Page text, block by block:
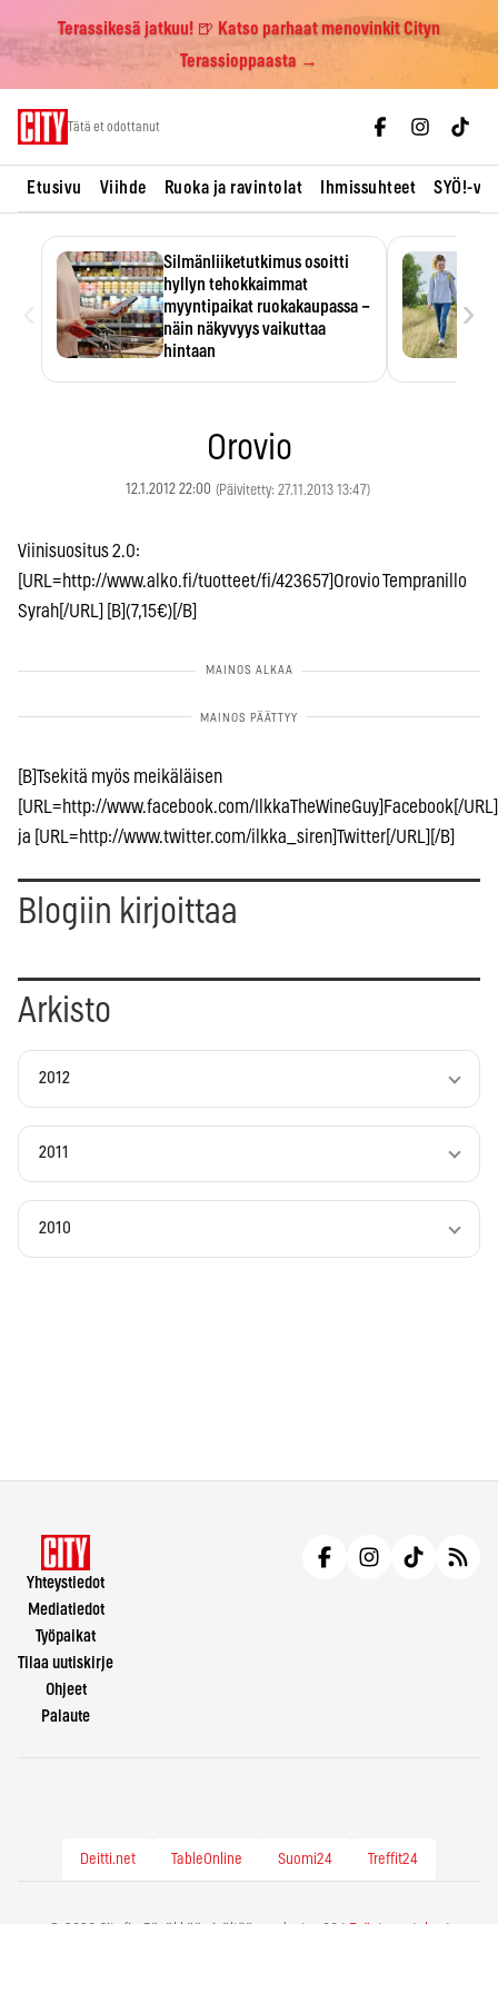
Terassikesä jatkuu! 🍺 Katso parhaat menovinkit Cityn
Terassioppaasta →
Tätä et odottanut
Etusivu Viihde Ruoka ja ravintolat Ihmissuhteet SYÖ!-
Silmänliiketutkimus osoitti
hyllyn tehokkaimmat
myyntipaikat ruokakaupassa –
näin näkyvyys vaikuttaa
hintaan
›
Orovio
12.1.2012 22:00 (Päivitetty: 27.11.2013 13:47)
Viinisuositus 2.0:
[URL=http://www.alko.fi/tuotteet/fi/423657]Orovio Tempranillo
Syrah[/URL] [B](7,15€)[/B]
[B]Tsekitä myös meikäläisen
[URL=http://www.facebook.com/IlkkaTheWineGuy]Facebook[/URL]
ja [URL=http://www.twitter.com/ilkka_siren]Twitter[/URL][/B]
Blogiin kirjoittaa
Arkisto
2012
2011
2010
Yhteystiedot
Mediatiedot
Työpaikat
Tilaa uutiskirje
Ohjeet
Palaute
Deitti.net TableOnline Suomi24 Treffit24